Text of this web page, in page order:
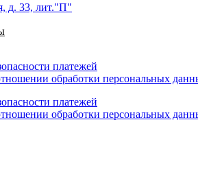
д. 33, лит."П"
платежей
обработки персональных
платежей
обработки персональных